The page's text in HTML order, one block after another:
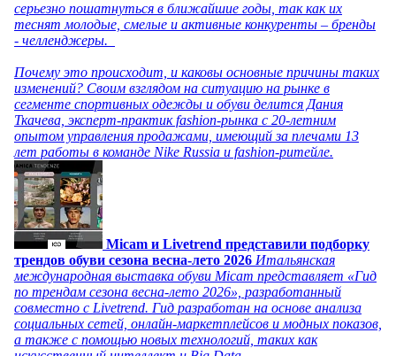
серьезно пошатнуться в ближайшие годы, так как их
теснят молодые, смелые и активные конкуренты – бренды
- челленджеры.
Почему это происходит, и каковы основные причины таких
изменений? Своим взглядом на ситуацию на рынке в
сегменте спортивных одежды и обуви делится Дания
Ткачева, эксперт-практик fashion-рынка с 20-летним
опытом управления продажами, имеющий за плечами 13
лет работы в команде Nike Russia и fashion-ритейле.
Micam и Livetrend представили подборку
трендов обуви сезона весна-лето 2026 Итальянская
международная выставка обуви Micam представляет «Гид
по трендам сезона весна-лето 2026», разработанный
совместно с Livetrend. Гид разработан на основе анализа
социальных сетей, онлайн-маркетплейсов и модных показов,
а также с помощью новых технологий, таких как